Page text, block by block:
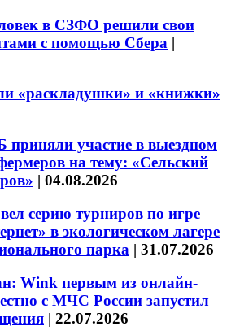
в СЗФО решили свои
с помощью Сбера |
«раскладушки» и «книжки»
участие в выездном
на тему: «Сельский
| 04.08.2026
серию турниров по игре
в экологическом лагере
парка | 31.07.2026
Wink первым из онлайн-
с МЧС России запустил
| 22.07.2026